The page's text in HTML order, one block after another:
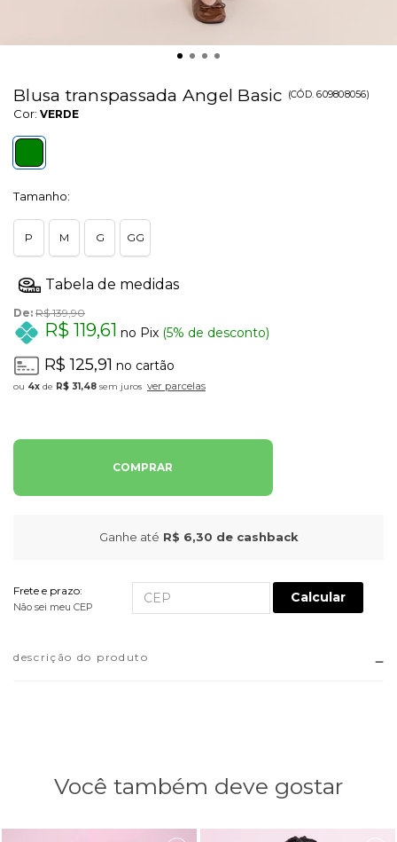
Blusa transpassada Angel Basic (CÓD.609808056)
Cor: VERDE
Tamanho:
P M G GG
De: R$ 139,90
R$ 119,61 no Pix (5% de desconto)
R$ 125,91 no cartão
4x de R$ 31,48 sem juros ver parcelas
COMPRAR
Ganhe até R$ 6,30 de cashback
Frete e prazo:
Não sei meu CEP
Calcular
descrição do produto
Você também deve gostar